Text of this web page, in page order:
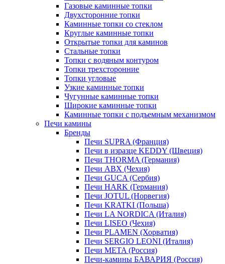
Газовые каминные топки
Двухсторонние топки
Каминные топки со стеклом
Круглые каминные топки
Открытые топки для каминов
Стальные топки
Топки с водяным контуром
Топки трехсторонние
Топки угловые
Узкие каминные топки
Чугунные каминные топки
Широкие каминные топки
Каминные топки с подъемным механизмом
Печи камины
Бренды
Печи SUPRA (Франция)
Печи в изразце KEDDY (Швеция)
Печи THORMA (Германия)
Печи ABX (Чехия)
Печи GUCA (Сербия)
Печи HARK (Германия)
Печи JOTUL (Норвегия)
Печи KRATKI (Польша)
Печи LA NORDICA (Италия)
Печи LISEO (Чехия)
Печи PLAMEN (Хорватия)
Печи SERGIO LEONI (Италия)
Печи META (Россия)
Печи-камины БАВАРИЯ (Россия)